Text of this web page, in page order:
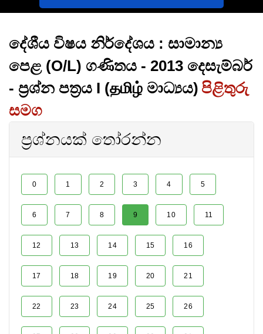
දේශීය විෂය නිර්දේශය : සාමාන්‍ය
පෙළ (O/L) ගණිතය - 2013 දෙසැම්බර්
- ප්‍රශ්න පත්‍රය I (தமிழ் මාධ්‍යය) පිළිතුරු
සමග
ප්‍රශ්නයක් තෝරන්න
0 1 2 3 4 5
6 7 8 9 10 11
12 13 14 15 16
17 18 19 20 21
22 23 24 25 26